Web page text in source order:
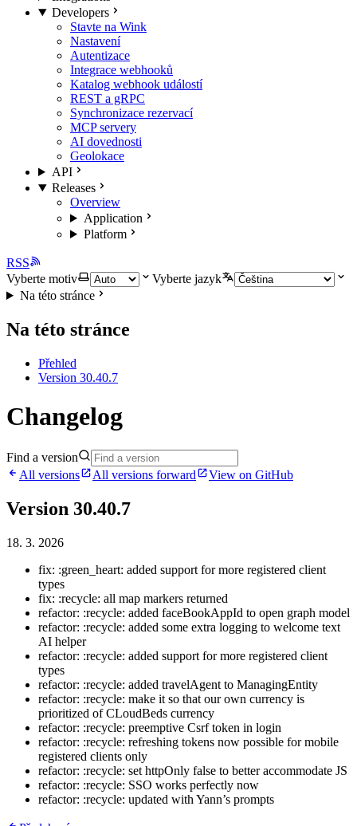
Developers
Stavte na Wink
Nastavení
Autentizace
Integrace webhooků
Katalog webhook událostí
REST a gRPC
Synchronizace rezervací
MCP servery
AI dovednosti
Geolokace
API
Releases
Overview
Application
Platform
RSS
Vyberte motiv
Vyberte jazyk
Na této stránce
Na této stránce
Přehled
Version 30.40.7
Changelog
Find a version
All versions
All versions forward View on GitHub
Version 30.40.7
18. 3. 2026
fix: :green_heart: added support for more registered client
types
fix: :recycle: all map markers returned
refactor: :recycle: added faceBookAppId to open graph model
refactor: :recycle: added some extra logging to welcome text
AI helper
refactor: :recycle: added support for more registered client
types
refactor: :recycle: added travelAgent to ManagingEntity
refactor: :recycle: make it so that our own currency is
prioritized of CLoudBeds currency
refactor: :recycle: preemptive Csrf token in login
refactor: :recycle: refreshing tokens now possible for mobile
registered clients only
refactor: :recycle: set httpOnly false to better accommodate JS
refactor: :recycle: SSO works perfectly now
refactor: :recycle: updated with Yann’s prompts